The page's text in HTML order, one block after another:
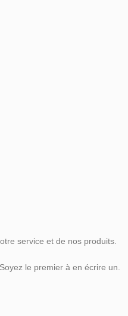
service et de nos produits.
le premier à en écrire un.